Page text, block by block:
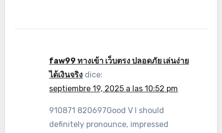
faw99 ทางเข้า เว็บตรง ปลอดภัย เล่นง่าย
ได้เงินจริง dice:
septiembre 19, 2025 a las 10:52 pm
910871 820697Good V I should
definitely pronounce, impressed